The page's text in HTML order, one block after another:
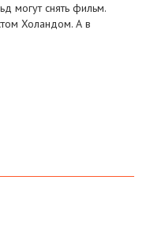
могут снять фильм.
Холандом. А в